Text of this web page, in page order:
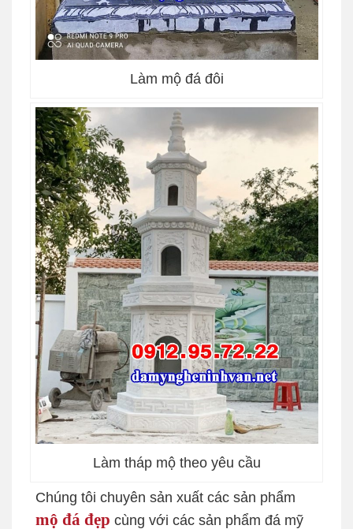
Làm mộ đá đôi
Làm tháp mộ theo yêu cầu
Chúng tôi chuyên sản xuất các sản phẩm
mộ đá đẹp cùng với các sản phẩm đá mỹ